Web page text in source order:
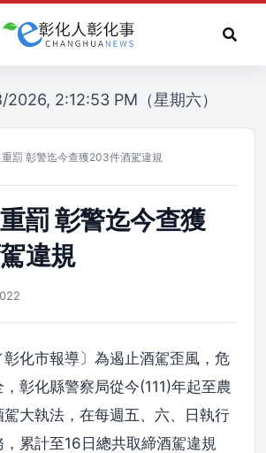
2:12:53 PM（星期六）
罰 彰警迄今查獲203件酒駕違規
罰 彰警迄今查獲
違規
彰化市報導〕為遏止酒駕歪風，危
彰化縣警察局從今(111)年起至農
大執法，在每週五、六、日執行
累計至16日總共取締酒駕違規